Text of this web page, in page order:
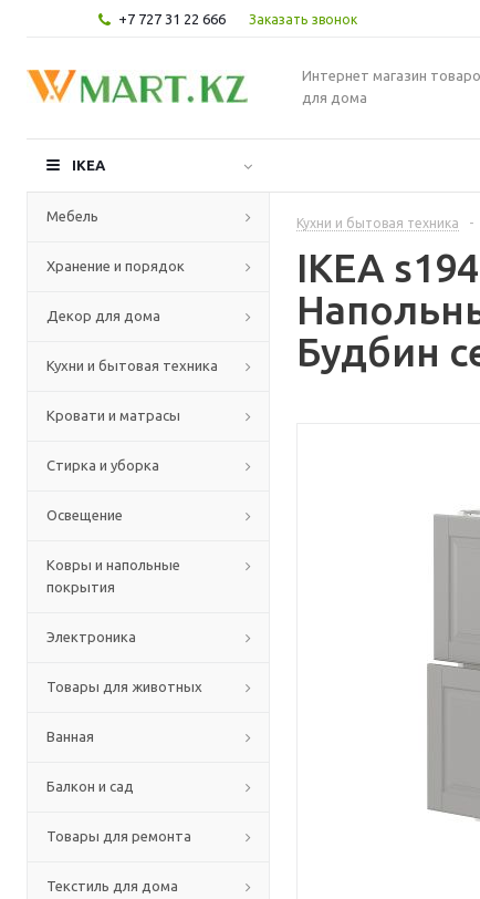
+7 727 31 22 666 Заказать звонок
Интернет магазин
для дома
IKEA
Мебель
Хранение и порядок
Декор для дома
Кухни и бытовая техника
Кровати и матрасы
Стирка и уборка
Освещение
Ковры и напольные
покрытия
Электроника
Товары для животных
Ванная
Балкон и сад
Товары для ремонта
Текстиль для дома
Кухни и бытовая техника -
IKEA
Будбин